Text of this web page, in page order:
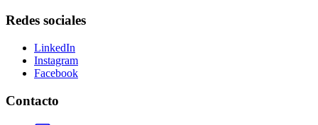
Redes sociales
LinkedIn
Instagram
Facebook
Contacto